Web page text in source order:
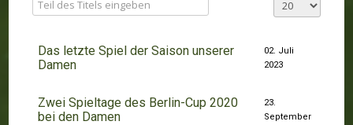
Das letzte Spiel der Saison unserer
Damen
02. Juli
2023
Zwei Spieltage des Berlin-Cup 2020
bei den Damen
23.
September